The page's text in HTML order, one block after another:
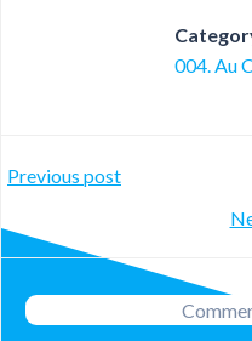
004. Au
Post
navigation
Previous post